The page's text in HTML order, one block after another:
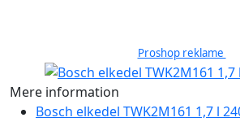
Proshop reklame
Mere information
Bosch elkedel TWK2M161 1,7 l